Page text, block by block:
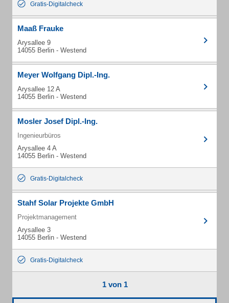
Gratis-Digitalcheck
Maaß Frauke
Arysallee 9
14055 Berlin - Westend
Meyer Wolfgang Dipl.-Ing.
Arysallee 12 A
14055 Berlin - Westend
Mosler Josef Dipl.-Ing.
Ingenieurbüros
Arysallee 4 A
14055 Berlin - Westend
Gratis-Digitalcheck
Stahf Solar Projekte GmbH
Projektmanagement
Arysallee 3
14055 Berlin - Westend
Gratis-Digitalcheck
1 von 1